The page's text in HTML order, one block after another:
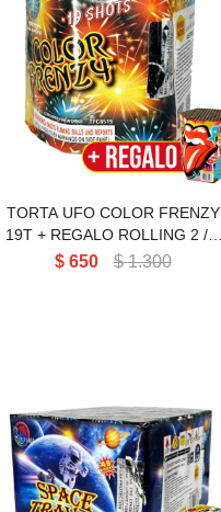
TORTA UFO COLOR
FRENZY 19T
TORTA UFO COLOR FRENZY
19T + REGALO ROLLING 2 / 7
TIROS
$ 650 $ 1.300
TORTA UFO 05 SPACE
TRAVEL 49T